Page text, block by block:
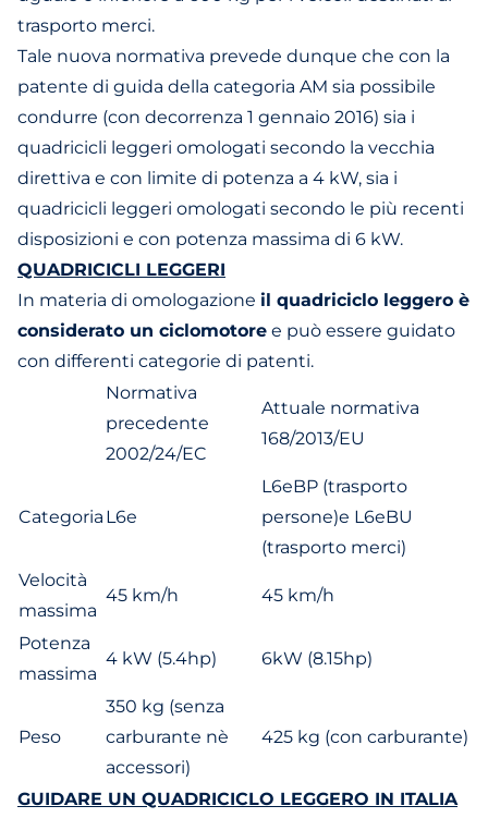
trasporto merci.
Tale nuova normativa prevede dunque che con la
patente di guida della categoria AM sia possibile
condurre (con decorrenza 1 gennaio 2016) sia i
quadricicli leggeri omologati secondo la vecchia
direttiva e con limite di potenza a 4 kW, sia i
quadricicli leggeri omologati secondo le più recenti
disposizioni e con potenza massima di 6 kW.
QUADRICICLI LEGGERI
In materia di omologazione il quadriciclo leggero è
considerato un ciclomotore e può essere guidato
con differenti categorie di patenti.
Normativa
precedente
2002/24/EC
Attuale normativa
168/2013/EU
Categoria L6e
L6eBP (trasporto
persone)e L6eBU
(trasporto merci)
Velocità
massima
45 km/h 45 km/h
Potenza
massima
4 kW (5.4hp) 6kW (8.15hp)
Peso
350 kg (senza
carburante nè
accessori)
425 kg (con carburante)
GUIDARE UN QUADRICICLO LEGGERO IN ITALIA